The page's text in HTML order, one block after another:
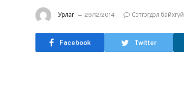
Урлаг 29/12/2014 Сэтгэгдэл байхгүй
Facebook Twitter